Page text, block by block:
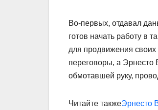
Во-первых, отдавал
готов начать работу в
для продвижения своих
переговоры, а Эрнесто
обмотавшей руку,
Читайте такжеЭрнесто